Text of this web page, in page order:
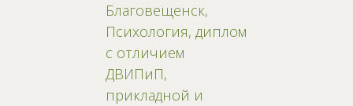
Благовещенск,
Психология, диплом
с отличием
ДВИПиП,
прикладной и